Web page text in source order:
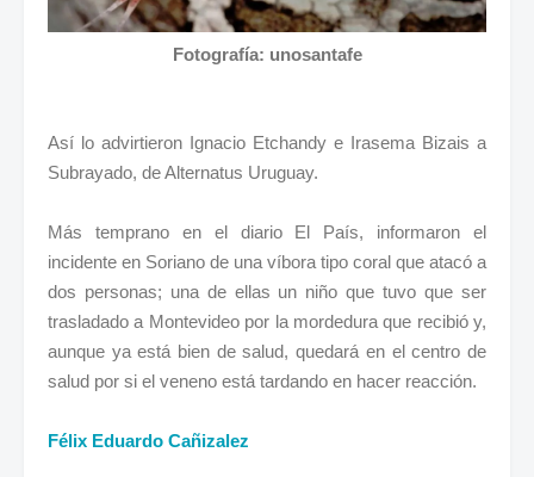
Fotografía: unosantafe
Así lo advirtieron Ignacio Etchandy e Irasema Bizais a
Subrayado, de Alternatus Uruguay.
Más temprano en el diario El País, informaron el
incidente en Soriano de una víbora tipo coral que atacó a
dos personas; una de ellas un niño que tuvo que ser
trasladado a Montevideo por la mordedura que recibió y,
aunque ya está bien de salud, quedará en el centro de
salud por si el veneno está tardando en hacer reacción.
Félix Eduardo Cañizalez